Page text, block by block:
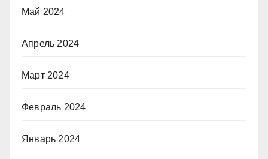
Май 2024
Апрель 2024
Март 2024
Февраль 2024
Январь 2024